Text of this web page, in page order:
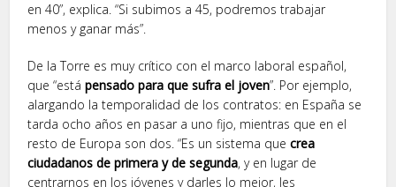
en 40”, explica. “Si subimos a 45, podremos trabajar
menos y ganar más”.
De la Torre es muy crítico con el marco laboral español,
que “está pensado para que sufra el joven”. Por ejemplo,
alargando la temporalidad de los contratos: en España se
tarda ocho años en pasar a uno fijo, mientras que en el
resto de Europa son dos. “Es un sistema quecrea
ciudadanos de primera y de segunda, y en lugar de
centrarnos en los jóvenes y darles lo mejor, les